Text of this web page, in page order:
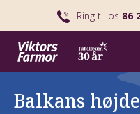
Ring til os 86
Balkans